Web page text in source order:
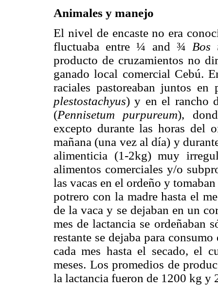
Animales y manejo
El nivel de encaste no era
fluctuaba entre ¼ and ¾ Bos
producto de cruzamientos no
ganado local comercial Cebú.
raciales pastoreaban juntos
plestostachyus) y en el rancho
(Pennisetum purpureum),
excepto durante las horas del
mañana (una vez al día) y
alimenticia (1-2kg) muy
alimentos comerciales y/o
las vacas en el ordeño y
potrero con la madre hasta el
de la vaca y se dejaban en un
mes de lactancia se ordeñaban
restante se dejaba para
cada mes hasta el secado, el
meses. Los promedios de
la lactancia fueron de 1200 kg y